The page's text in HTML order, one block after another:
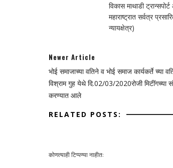
विकास माथाडी
महाराष्ट्रात सर्वत्र
न्यायक्षेत्र)
Newer Article
भोई समाजाच्या वतिने व भोई समाज कार्यकर्ते च्या
विश्राम गुह येथे दि.02/03/2020रोजी मिटींगच्या
करण्यात आले
RELATED POSTS:
कोणत्याही टिप्पण्‍या नाहीत: